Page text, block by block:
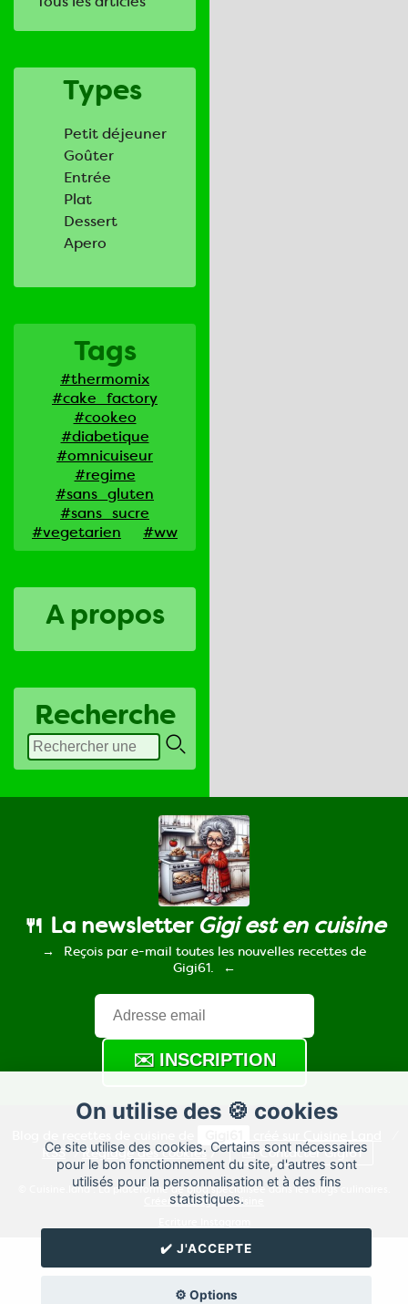
Types
Petit déjeuner
Goûter
Entrée
Plat
Dessert
Apero
Tags
#thermomix
#cake_factory
#cookeo
#diabetique
#omnicuiseur
#regime
#sans_gluten
#sans_sucre
#vegetarien
#ww
A propos
Recherche
On utilise des 🍪 cookies
Ce site utilise des cookies. Certains sont nécessaires
pour le bon fonctionnement du site, d'autres sont
utilisés pour la personnalisation et à des fins
statistiques.
✔️ J'ACCEPTE
⚙️ Options
🍴 La newsletter Gigi est en cuisine
Reçois par e-mail toutes les nouvelles recettes de
Gigi61.
RSS
⁄Réglage des cookies / ✉️ Contacter Gigi61
© Cuisine.land : La plateforme de blog spécialisée dans les blogs culinaires.
Créer un blog de cuisine